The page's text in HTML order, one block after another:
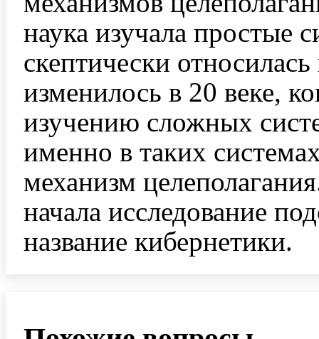
наука изучала простые
скептически
изменилось в 20 веке,
изучению сложных
именно в таких
механизм
начала исследование
название кибернетики.